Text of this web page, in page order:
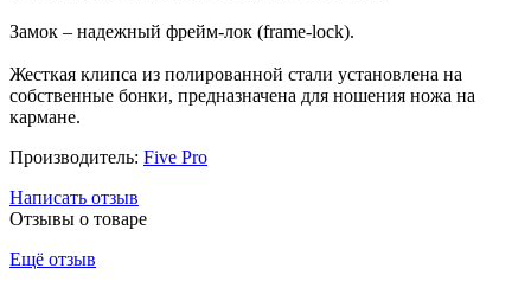
Замок – надежный фрейм-лок (frame-lock).
Жесткая клипса из полированной стали установлена на
собственные бонки, предназначена для ношения ножа на
кармане.
Производитель: Five Pro
Написать отзыв
Отзывы о товаре
Ещё отзыв